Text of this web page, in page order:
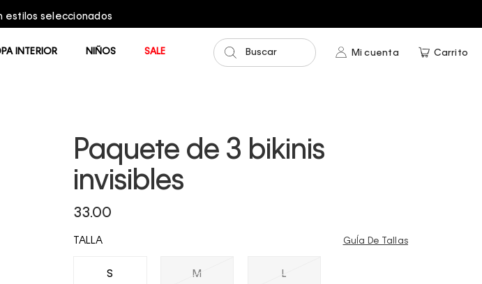
Buscar Mi cuenta Carrito
INTERIOR NIÑOS SALE
Paquete de 3 bikinis
invisibles
33.00
TALLA
S M L
GuÍa De Tallas